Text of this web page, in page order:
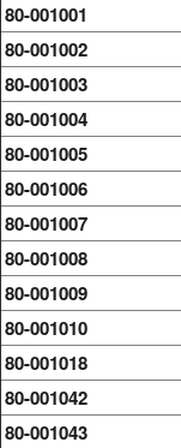
80-001001
80-001002
80-001003
80-001004
80-001005
80-001006
80-001007
80-001008
80-001009
80-001010
80-001018
80-001042
80-001043